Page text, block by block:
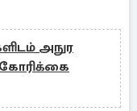
அநுர